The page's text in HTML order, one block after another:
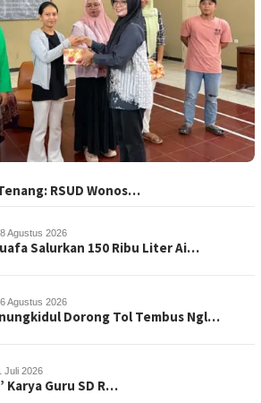
RSUD Wonos…
8 Agustus 2026
Salurkan 150 Ribu Liter Ai…
6 Agustus 2026
Dorong Tol Tembus Ngl…
Juli 2026
Karya Guru SD R…